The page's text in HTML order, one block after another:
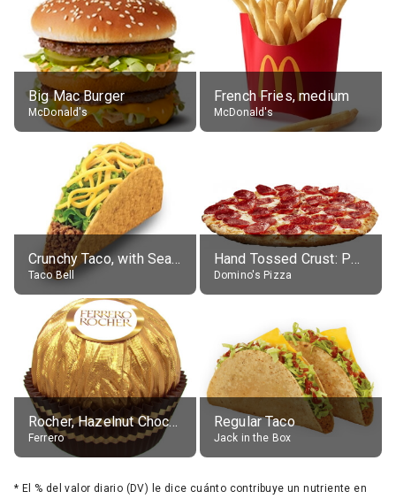
Big Mac Burger
McDonald's
French Fries, medium
McDonald's
Crunchy Taco, with Seasoned Beef
Taco Bell
Hand Tossed Crust: Pepperoni Pizza (Large 14")
Domino's Pizza
Rocher, Hazelnut Chocolate Ball
Ferrero
Regular Taco
Jack in the Box
* El % del valor diario (DV) le dice cuánto contribuye un nutriente en